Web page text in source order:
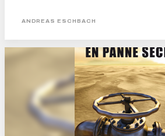
productiviste, des médicaments, etc.), la
ANDREAS ESCHBACH